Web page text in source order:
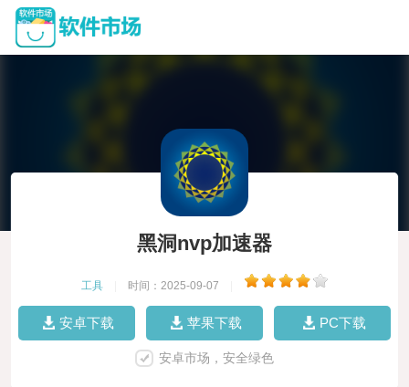
黑洞nvp加速器
工具 时间：2025-09-07
安卓下载 苹果下载 PC下载
安卓市场，安全绿色